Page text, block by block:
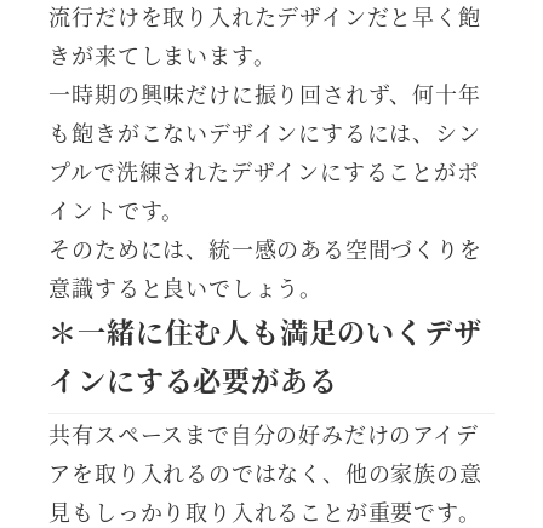
流行だけを取り入れたデザインだと早く飽
きが来てしまいます。
一時期の興味だけに振り回されず、何十年
も飽きがこないデザインにするには、シン
プルで洗練されたデザインにすることがポ
イントです。
そのためには、統一感のある空間づくりを
意識すると良いでしょう。
＊一緒に住む人も満足のいくデザ
インにする必要がある
共有スペースまで自分の好みだけのアイデ
アを取り入れるのではなく、他の家族の意
見もしっかり取り入れることが重要です。